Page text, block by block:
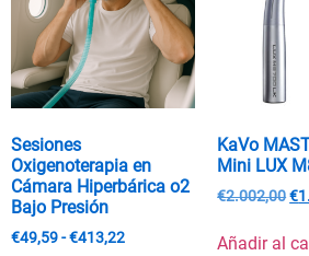
Sesiones
Oxigenoterapia en
Cámara Hiperbárica o2
Bajo Presión
€49,59-€413,22
KaVo
Mini LUX
€2.002,00€
Añadir al